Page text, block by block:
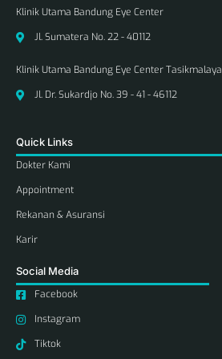
Klinik Utama Bandung Eye Center
Jl. Sumatera No. 22 - 40112
Klinik Utama Bandung Eye Center Tasikmalaya
Jl. Dr. Sukardjo No. 39 - 41 - 46112
Quick Links
Dokter Kami
Appointment
Rekanan & Asuransi
Karir
Social Media
Facebook
Instagram
Tiktok